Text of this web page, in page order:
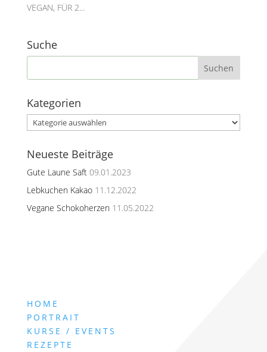
VEGAN, FÜR 2...
Suche
Kategorien
Kategorien
Neueste Beiträge
Gute Laune Saft 09.01.2023
Lebkuchen Kakao 11.12.2022
Vegane Schokoherzen 11.05.2022
HOME
PORTRAIT
KURSE / EVENTS
REZEPTE